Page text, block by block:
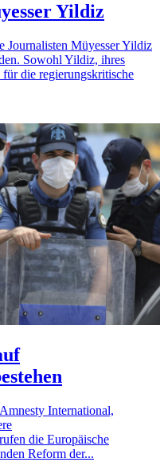
Yildiz
Journalisten Müyesser Yildiz
Sowohl Yildiz, ihres
die regierungskritische
International,
die Europäische
Reform der...